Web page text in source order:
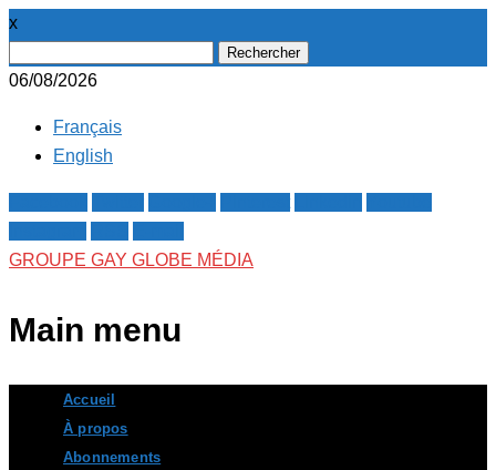
x
06/08/2026
Français
English
GROUPE GAY GLOBE MÉDIA
Main menu
content
Accueil
À propos
Abonnements